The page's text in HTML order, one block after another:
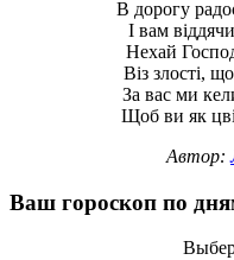
В дорогу
І вам
Нехай
Віз злості,
За вас ми
Щоб ви як
Автор:
Ваш гороскоп по